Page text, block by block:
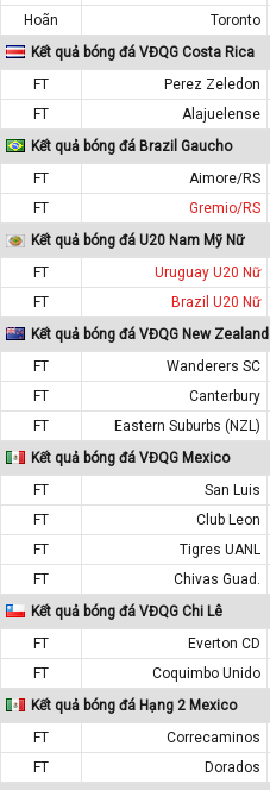
Hoãn
Toronto
Kết quả bóng đá VĐQG Costa Rica
FT
Perez Zeledon
FT
Alajuelense
Kết quả bóng đá Brazil Gaucho
FT
Aimore/RS
FT
Gremio/RS
Kết quả bóng đá U20 Nam Mỹ Nữ
FT
Uruguay U20 Nữ
FT
Brazil U20 Nữ
Kết quả bóng đá VĐQG New Zealand
FT
Wanderers SC
FT
Canterbury
FT
Eastern Suburbs (NZL)
Kết quả bóng đá VĐQG Mexico
FT
San Luis
FT
Club Leon
FT
Tigres UANL
FT
Chivas Guad.
Kết quả bóng đá VĐQG Chi Lê
FT
Everton CD
FT
Coquimbo Unido
Kết quả bóng đá Hạng 2 Mexico
FT
Correcaminos
FT
Dorados